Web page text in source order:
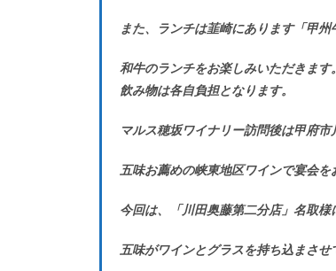
また、ランチは韮崎にあります「甲
和牛のランチをお楽しみいただきます。
飲み物は各自負担となります。
マルス穂坂ワイナリー訪問後は甲府市
五味お薦めの峡東地区ワインで宴会を
今回は、「川田奥藤第二分店」名取様
五味がワインとグラスを持ち込まさせ